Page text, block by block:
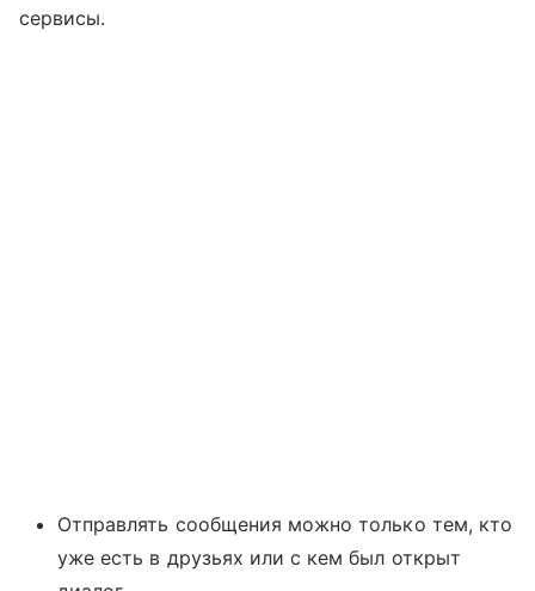
сервисы.
Отправлять сообщения можно только тем, кто
уже есть в друзьях или с кем был открыт